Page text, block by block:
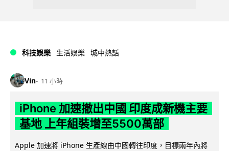
科技娛樂 生活娛樂 城中熱話
Vin 11 小時
iPhone 加速撤出中國 印度成新機主要
基地 上年組裝增至5500萬部
Apple 加速將 iPhone 生產線由中國轉往印度，目標兩年內將